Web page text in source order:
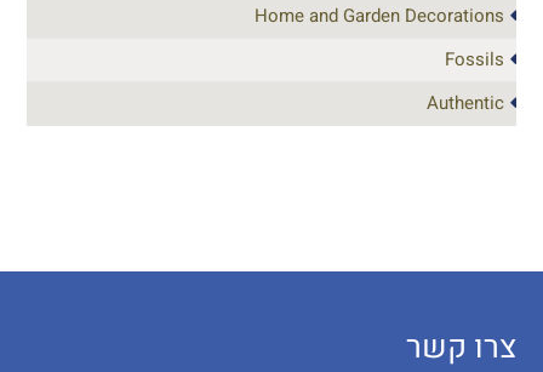
Home and Garden Decorations
Fossils
Authentic
צרו קשר